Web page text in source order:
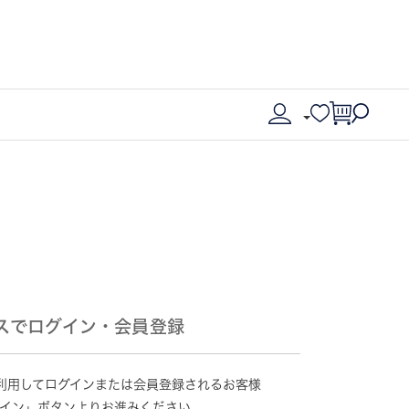
でログイン・会員登録
してログインまたは会員登録されるお客様